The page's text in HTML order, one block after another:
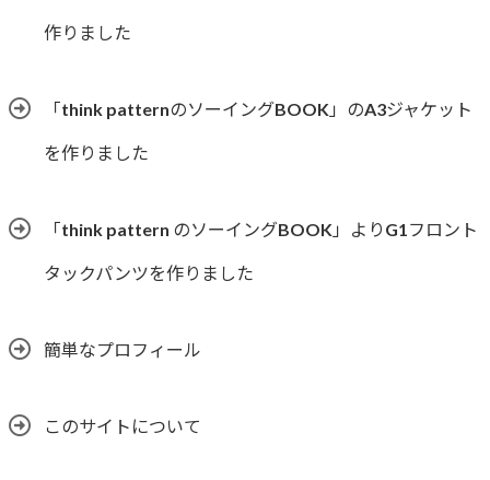
作りました
「think patternのソーイングBOOK」のA3ジャケット
を作りました
「think pattern のソーイングBOOK」よりG1フロント
タックパンツを作りました
簡単なプロフィール
このサイトについて